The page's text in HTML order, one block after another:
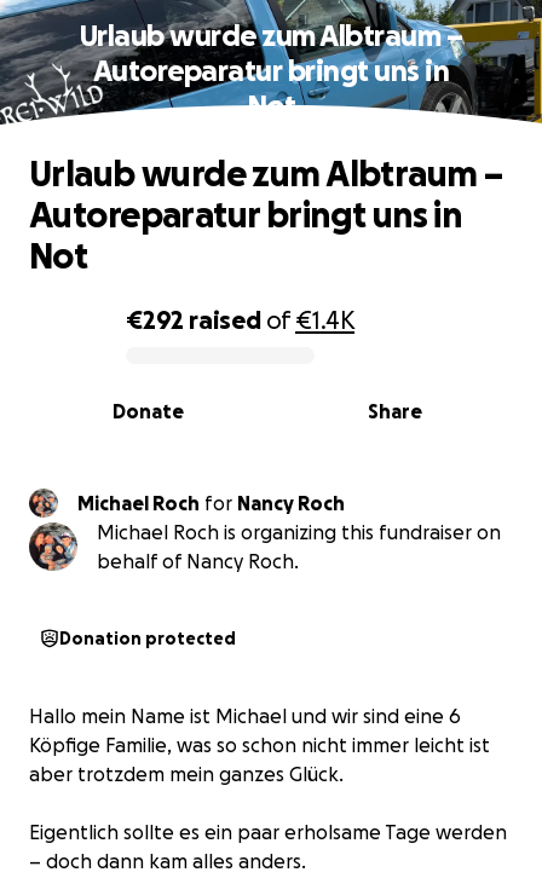
Urlaub wurde zum Albtraum –
Autoreparatur bringt uns in
Not
0% complete
€292 raised of€1.4K
Share
Donate
Urlaub wurde zum Albtraum –
Autoreparatur bringt uns in
Not
Michael Roch for Nancy Roch
Michael Roch is organizing this fundraiser on
behalf of Nancy Roch.
Donation protected
Hallo mein Name ist Michael und wir sind eine 6
Köpfige Familie, was so schon nicht immer leicht ist
aber trotzdem mein ganzes Glück.
Eigentlich sollte es ein paar erholsame Tage werden
– doch dann kam alles anders.